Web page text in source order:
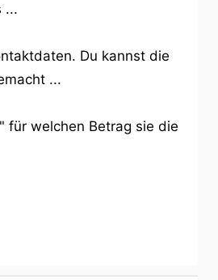
...
Du kannst die
...
für welchen Betrag sie die